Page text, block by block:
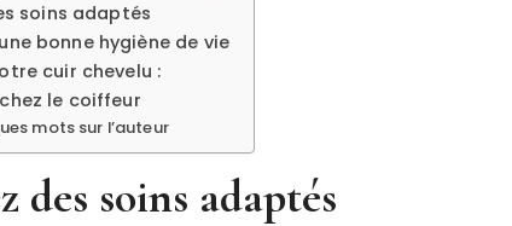
soins adaptés
bonne hygiène de vie
cuir chevelu :
le coiffeur
mots sur l’auteur
des soins adaptés